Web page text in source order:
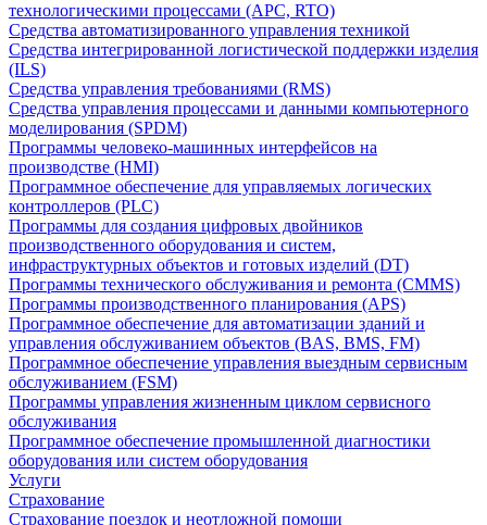
технологическими процессами (APC, RTO)
Средства автоматизированного управления техникой
Средства интегрированной логистической поддержки изделия
(ILS)
Средства управления требованиями (RMS)
Средства управления процессами и данными компьютерного
моделирования (SPDM)
Программы человеко-машинных интерфейсов на
производстве (HMI)
Программное обеспечение для управляемых логических
контроллеров (PLC)
Программы для создания цифровых двойников
производственного оборудования и систем,
инфраструктурных объектов и готовых изделий (DT)
Программы технического обслуживания и ремонта (CMMS)
Программы производственного планирования (APS)
Программное обеспечение для автоматизации зданий и
управления обслуживанием объектов (BAS, BMS, FM)
Программное обеспечение управления выездным сервисным
обслуживанием (FSM)
Программы управления жизненным циклом сервисного
обслуживания
Программное обеспечение промышленной диагностики
оборудования или систем оборудования
Услуги
Страхование
Страхование поездок и неотложной помощи